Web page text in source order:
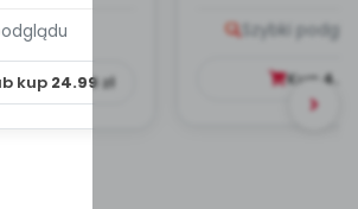
–
kup 24.99zł
Szybki
Kup